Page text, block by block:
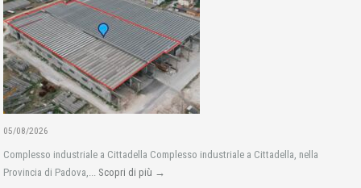
05/08/2026
Complesso industriale a Cittadella Complesso industriale a Cittadella, nella
Provincia di Padova,... Scopri di più →